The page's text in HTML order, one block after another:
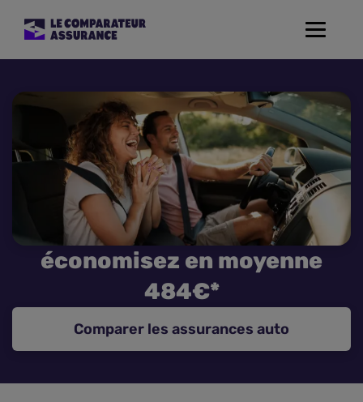
Toggle
Mutuelle Santé
Assurance Moto
Assurance Habitation
Assurance de prêt
Prévoyance
Assurance Animaux
économisez en moyenne
484€*
Comparer les assurances auto